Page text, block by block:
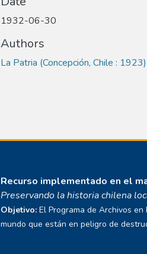
1932-06-30
Authors
La Patria (Concepción, Chile : 1923)
Recurso implementado en el
Preservando la historia chilena
Objetivo: El Programa de Archivos
mundo que están en peligro de